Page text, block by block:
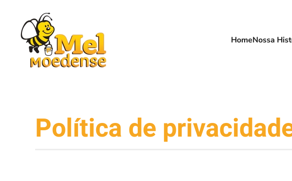
Skip to main content
HomeNossa
Política de